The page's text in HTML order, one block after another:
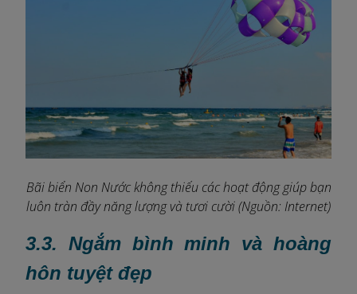
Bãi biển Non Nước không thiếu các hoạt động giúp bạn
luôn tràn đầy năng lượng và tươi cười (Nguồn: Internet)
3.3. Ngắm bình minh và hoàng
hôn tuyệt đẹp